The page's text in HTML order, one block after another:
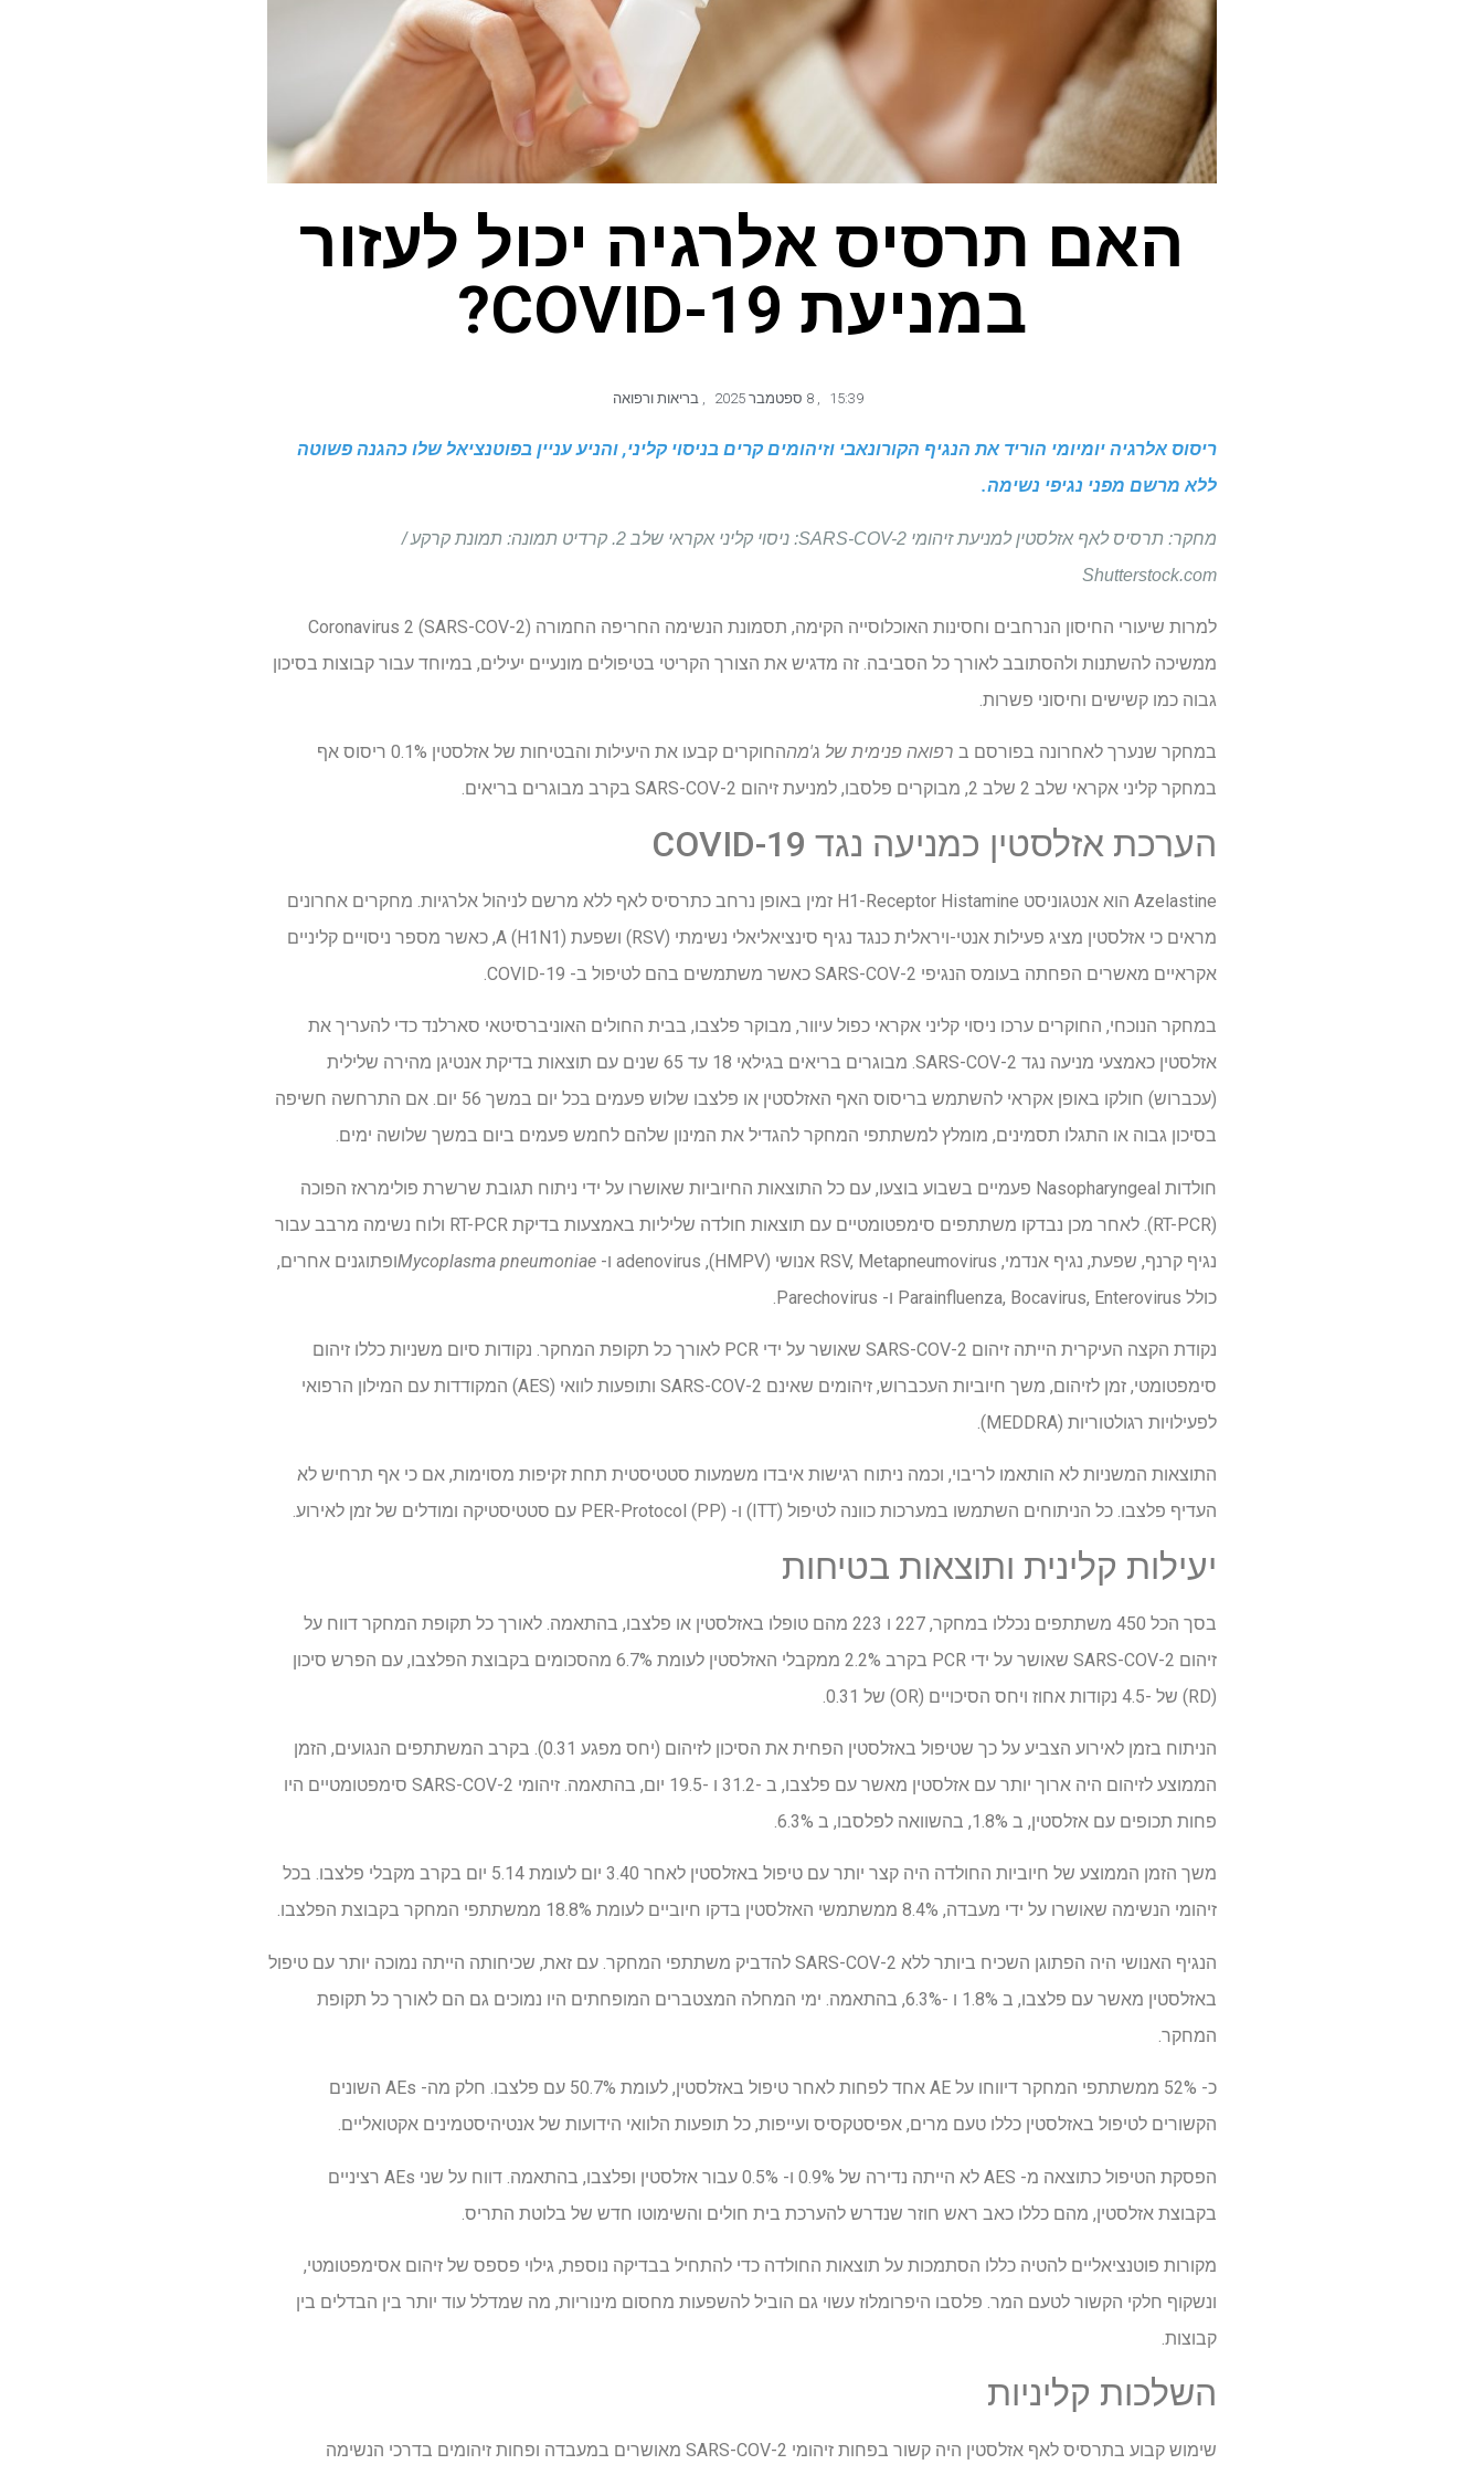
האם תרסיס אלרגיה יכול לעזור
במניעת COVID-19?
15:39
, 8 ספטמבר 2025 , בריאות ורפואה
ריסוס אלרגיה יומיומי הוריד את הנגיף הקורונאבי וזיהומים קרים בניסוי קליני, והניע עניין בפוטנציאל שלו כהגנה פשוטה
ללא מרשם מפני נגיפי נשימה.
מחקר: תרסיס לאף אזלסטין למניעת זיהומי SARS-COV-2: ניסוי קליני אקראי שלב 2. קרדיט תמונה: תמונת קרקע /
Shutterstock.com
למרות שיעורי החיסון הנרחבים וחסינות האוכלוסייה הקימה, תסמונת הנשימה החריפה החמורה Coronavirus 2 (SARS-COV-2)
ממשיכה להשתנות ולהסתובב לאורך כל הסביבה. זה מדגיש את הצורך הקריטי בטיפולים מונעיים יעילים, במיוחד עבור קבוצות בסיכון
גבוה כמו קשישים וחיסוני פשרות.
במחקר שנערך לאחרונה בפורסם ב רפואה פנימית של ג'מה
החוקרים קבעו את היעילות והבטיחות של אזלסטין 0.1% ריסוס אף
במחקר קליני אקראי שלב 2 שלב 2, מבוקרים פלסבו, למניעת זיהום SARS-COV-2 בקרב מבוגרים בריאים.
הערכת אזלסטין כמניעה נגד COVID-19
Azelastine הוא אנטגוניסט H1-Receptor Histamine זמין באופן נרחב כתרסיס לאף ללא מרשם לניהול אלרגיות. מחקרים אחרונים
מראים כי אזלסטין מציג פעילות אנטי-ויראלית כנגד נגיף סינציאליאלי נשימתי (RSV) ושפעת A (H1N1), כאשר מספר ניסויים קליניים
אקראיים מאשרים הפחתה בעומס הנגיפי SARS-COV-2 כאשר משתמשים בהם לטיפול ב- COVID-19.
במחקר הנוכחי, החוקרים ערכו ניסוי קליני אקראי כפול עיוור, מבוקר פלצבו, בבית החולים האוניברסיטאי סארלנד כדי להעריך את
אזלסטין כאמצעי מניעה נגד SARS-COV-2. מבוגרים בריאים בגילאי 18 עד 65 שנים עם תוצאות בדיקת אנטיגן מהירה שלילית
(עכברוש) חולקו באופן אקראי להשתמש בריסוס האף האזלסטין או פלצבו שלוש פעמים בכל יום במשך 56 יום. אם התרחשה חשיפה
בסיכון גבוה או התגלו תסמינים, מומלץ למשתתפי המחקר להגדיל את המינון שלהם לחמש פעמים ביום במשך שלושה ימים.
חולדות Nasopharyngeal פעמיים בשבוע בוצעו, עם כל התוצאות החיוביות שאושרו על ידי ניתוח תגובת שרשרת פולימראז הפוכה
(RT-PCR). לאחר מכן נבדקו משתתפים סימפטומטיים עם תוצאות חולדה שליליות באמצעות בדיקת RT-PCR ולוח נשימה מרבב עבור
נגיף קרנף, שפעת, נגיף אנדמי, RSV, Metapneumovirus אנושי (HMPV), adenovirus ו-
Mycoplasma pneumoniaeופתוגנים אחרים,
כולל Parainfluenza, Bocavirus, Enterovirus ו- Parechovirus.
נקודת הקצה העיקרית הייתה זיהום SARS-COV-2 שאושר על ידי PCR לאורך כל תקופת המחקר. נקודות סיום משניות כללו זיהום
סימפטומטי, זמן לזיהום, משך חיוביות העכברוש, זיהומים שאינם SARS-COV-2 ותופעות לוואי (AES) המקודדות עם המילון הרפואי
לפעילויות רגולטוריות (MEDDRA).
התוצאות המשניות לא הותאמו לריבוי, וכמה ניתוח רגישות איבדו משמעות סטטיסטית תחת זקיפות מסוימות, אם כי אף תרחיש לא
העדיף פלצבו. כל הניתוחים השתמשו במערכות כוונה לטיפול (ITT) ו- PER-Protocol (PP) עם סטטיסטיקה ומודלים של זמן לאירוע.
יעילות קלינית ותוצאות בטיחות
בסך הכל 450 משתתפים נכללו במחקר, 227 ו 223 מהם טופלו באזלסטין או פלצבו, בהתאמה. לאורך כל תקופת המחקר דווח על
זיהום SARS-COV-2 שאושר על ידי PCR בקרב 2.2% ממקבלי האזלסטין לעומת 6.7% מהסכומים בקבוצת הפלצבו, עם הפרש סיכון
(RD) של -4.5 נקודות אחוז ויחס הסיכויים (OR) של 0.31.
הניתוח בזמן לאירוע הצביע על כך שטיפול באזלסטין הפחית את הסיכון לזיהום (יחס מפגע 0.31). בקרב המשתתפים הנגועים, הזמן
הממוצע לזיהום היה ארוך יותר עם אזלסטין מאשר עם פלצבו, ב -31.2 ו -19.5 יום, בהתאמה. זיהומי SARS-COV-2 סימפטומטיים היו
פחות תכופים עם אזלסטין, ב 1.8%, בהשוואה לפלסבו, ב 6.3%.
משך הזמן הממוצע של חיוביות החולדה היה קצר יותר עם טיפול באזלסטין לאחר 3.40 יום לעומת 5.14 יום בקרב מקבלי פלצבו. בכל
זיהומי הנשימה שאושרו על ידי מעבדה, 8.4% ממשתמשי האזלסטין בדקו חיוביים לעומת 18.8% ממשתתפי המחקר בקבוצת הפלצבו.
הנגיף האנושי היה הפתוגן השכיח ביותר ללא SARS-COV-2 להדביק משתתפי המחקר. עם זאת, שכיחותה הייתה נמוכה יותר עם טיפול
באזלסטין מאשר עם פלצבו, ב 1.8% ו -6.3%, בהתאמה. ימי המחלה המצטברים המופחתים היו נמוכים גם הם לאורך כל תקופת
המחקר.
כ- 52% ממשתתפי המחקר דיווחו על AE אחד לפחות לאחר טיפול באזלסטין, לעומת 50.7% עם פלצבו. חלק מה- AEs השונים
הקשורים לטיפול באזלסטין כללו טעם מרים, אפיסטקסיס ועייפות, כל תופעות הלוואי הידועות של אנטיהיסטמינים אקטואליים.
הפסקת הטיפול כתוצאה מ- AES לא הייתה נדירה של 0.9% ו- 0.5% עבור אזלסטין ופלצבו, בהתאמה. דווח על שני AEs רציניים
בקבוצת אזלסטין, מהם כללו כאב ראש חוזר שנדרש להערכת בית חולים והשימוטו חדש של בלוטת התריס.
מקורות פוטנציאליים להטיה כללו הסתמכות על תוצאות החולדה כדי להתחיל בבדיקה נוספת, גילוי פספס של זיהום אסימפטומטי,
ונשקוף חלקי הקשור לטעם המר. פלסבו היפרומלוז עשוי גם הוביל להשפעות מחסום מינוריות, מה שמדלל עוד יותר בין הבדלים בין
קבוצות.
השלכות קליניות
שימוש קבוע בתרסיס לאף אזלסטין היה קשור בפחות זיהומי SARS-COV-2 מאושרים במעבדה ופחות זיהומים בדרכי הנשימה